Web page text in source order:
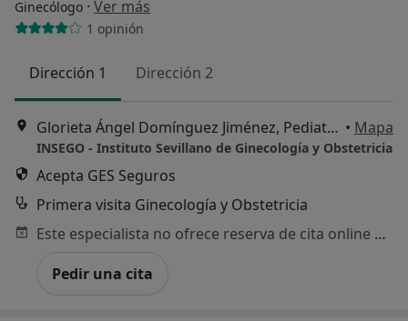
Ginecólogo · Ver más
1 opinión
Dirección 1 Dirección 2
Glorieta Ángel Domínguez Jiménez, Pediatra, 2 – Castilleja de la Cuesta, Castilleja de la Cuesta • Mapa
INSEGO - Instituto Sevillano de Ginecología y Obstetricia
Acepta GES Seguros
Primera visita Ginecología y Obstetricia
Este especialista no ofrece reserva de cita online en esta dirección.
Pedir una cita